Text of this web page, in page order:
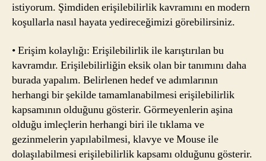
istiyorum. Şimdiden erişilebilirlik kavramını en modern
koşullarla nasıl hayata yedireceğimizi görebilirsiniz.
• Erişim kolaylığı: Erişilebilirlik ile karıştırılan bu
kavramdır. Erişilebilirliğin eksik olan bir tanımını daha
burada yapalım. Belirlenen hedef ve adımlarının
herhangi bir şekilde tamamlanabilmesi erişilebilirlik
kapsamının olduğunu gösterir. Görmeyenlerin aşina
olduğu imleçlerin herhangi biri ile tıklama ve
gezinmelerin yapılabilmesi, klavye ve Mouse ile
dolaşılabilmesi erişilebilirlik kapsamı olduğunu gösterir.